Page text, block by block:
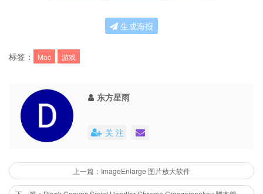
生成海报
标签： Mac 游戏
东方星雨
关 注
上一篇：ImageEnlarge 图片放大软件